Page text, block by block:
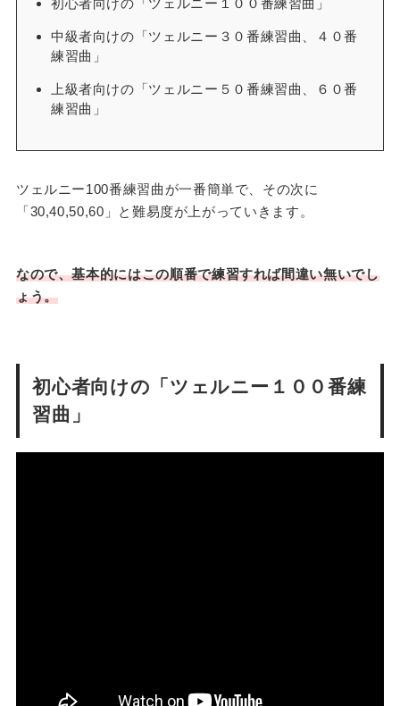
初心者向けの「ツェルニー１００番練習曲」
中級者向けの「ツェルニー３０番練習曲、４０番
練習曲」
上級者向けの「ツェルニー５０番練習曲、６０番
練習曲」
ツェルニー100番練習曲が一番簡単で、その次に
「30,40,50,60」と難易度が上がっていきます。
なので、基本的にはこの順番で練習すれば間違い無いでし
ょう。
初心者向けの「ツェルニー１００番練
習曲」